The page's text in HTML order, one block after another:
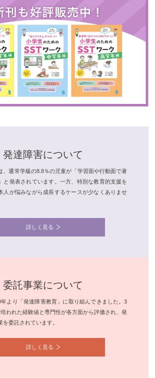
発達障害について
、通常学級の8.8％の児童が「学習面や行動面で著
と発表されています。一方、特別な教育的支援を
人が悩みながら成長するケースが少なくありませ
詳しく見る
委託事業について
より「発達障害教育」に取り組んできました。3
われた経験値と専門性が各方面から評価され、発
業を委託されています。
詳しく見る